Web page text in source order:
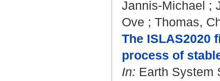
Jannis-Michael ;
Ove ; Thomas,
The ISLAS2020
process of
In: Earth System